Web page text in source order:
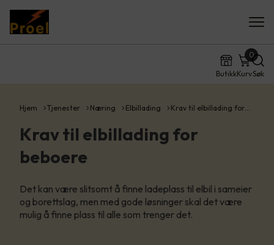
ButikkKurv
0
Søk
Hjem Tjenester Næring Elbillading Krav til elbillading for…
Krav til elbillading for
beboere
Det kan være slitsomt å finne ladeplass til elbil i sameier
og borettslag, men med gode løsninger skal det være
mulig å finne plass til alle som trenger det.